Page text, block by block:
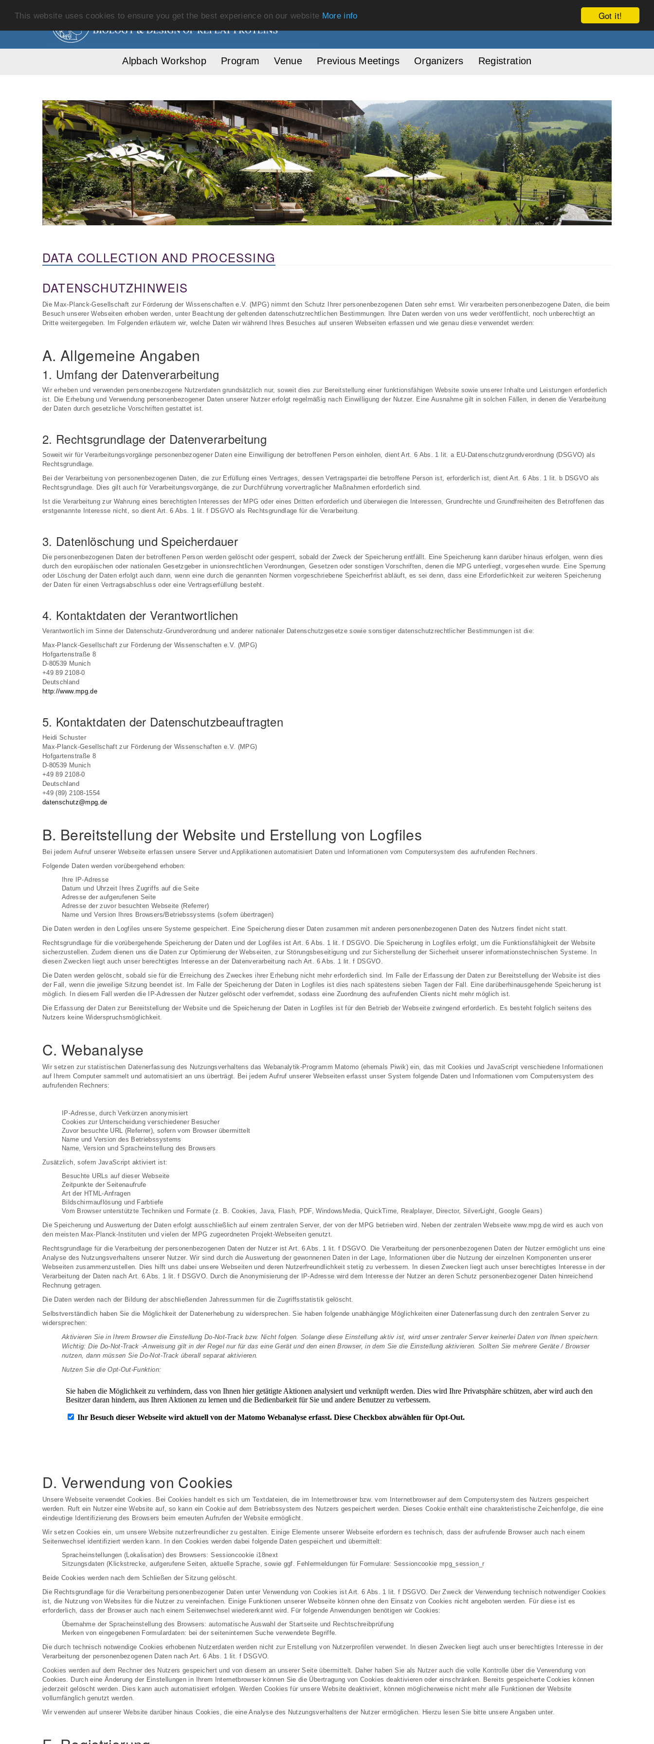
Got it!
This website uses cookies to ensure you get the best experience on our website More info
Alpbach Workshop Program Venue Previous Meetings Organizers Registration
DATA COLLECTION AND PROCESSING
DATENSCHUTZHINWEIS
Die Max-Planck-Gesellschaft zur Förderung der Wissenschaften e.V. (MPG) nimmt den Schutz Ihrer personenbezogenen Daten sehr ernst. Wir verarbeiten personenbezogene Daten, die beim
Besuch unserer Webseiten erhoben werden, unter Beachtung der geltenden datenschutzrechtlichen Bestimmungen. Ihre Daten werden von uns weder veröffentlicht, noch unberechtigt an
Dritte weitergegeben. Im Folgenden erläutern wir, welche Daten wir während Ihres Besuches auf unseren Webseiten erfassen und wie genau diese verwendet werden:
A. Allgemeine Angaben
1. Umfang der Datenverarbeitung
Wir erheben und verwenden personenbezogene Nutzerdaten grundsätzlich nur, soweit dies zur Bereitstellung einer funktionsfähigen Website sowie unserer Inhalte und Leistungen erforderlich
ist. Die Erhebung und Verwendung personenbezogener Daten unserer Nutzer erfolgt regelmäßig nach Einwilligung der Nutzer. Eine Ausnahme gilt in solchen Fällen, in denen die Verarbeitung
der Daten durch gesetzliche Vorschriften gestattet ist.
2. Rechtsgrundlage der Datenverarbeitung
Soweit wir für Verarbeitungsvorgänge personenbezogener Daten eine Einwilligung der betroffenen Person einholen, dient Art. 6 Abs. 1 lit. a EU-Datenschutzgrundverordnung (DSGVO) als
Rechtsgrundlage.
Bei der Verarbeitung von personenbezogenen Daten, die zur Erfüllung eines Vertrages, dessen Vertragspartei die betroffene Person ist, erforderlich ist, dient Art. 6 Abs. 1 lit. b DSGVO als
Rechtsgrundlage. Dies gilt auch für Verarbeitungsvorgänge, die zur Durchführung vorvertraglicher Maßnahmen erforderlich sind.
Ist die Verarbeitung zur Wahrung eines berechtigten Interesses der MPG oder eines Dritten erforderlich und überwiegen die Interessen, Grundrechte und Grundfreiheiten des Betroffenen das
erstgenannte Interesse nicht, so dient Art. 6 Abs. 1 lit. f DSGVO als Rechtsgrundlage für die Verarbeitung.
3. Datenlöschung und Speicherdauer
Die personenbezogenen Daten der betroffenen Person werden gelöscht oder gesperrt, sobald der Zweck der Speicherung entfällt. Eine Speicherung kann darüber hinaus erfolgen, wenn dies
durch den europäischen oder nationalen Gesetzgeber in unionsrechtlichen Verordnungen, Gesetzen oder sonstigen Vorschriften, denen die MPG unterliegt, vorgesehen wurde. Eine Sperrung
oder Löschung der Daten erfolgt auch dann, wenn eine durch die genannten Normen vorgeschriebene Speicherfrist abläuft, es sei denn, dass eine Erforderlichkeit zur weiteren Speicherung
der Daten für einen Vertragsabschluss oder eine Vertragserfüllung besteht.
4. Kontaktdaten der Verantwortlichen
Verantwortlich im Sinne der Datenschutz-Grundverordnung und anderer nationaler Datenschutzgesetze sowie sonstiger datenschutzrechtlicher Bestimmungen ist die:
Max-Planck-Gesellschaft zur Förderung der Wissenschaften e.V. (MPG)
Hofgartenstraße 8
D-80539 Munich
+49 89 2108-0
Deutschland
http://www.mpg.de
5. Kontaktdaten der Datenschutzbeauftragten
Heidi Schuster
Max-Planck-Gesellschaft zur Förderung der Wissenschaften e.V. (MPG)
Hofgartenstraße 8
D-80539 Munich
+49 89 2108-0
Deutschland
+49 (89) 2108-1554
datenschutz@mpg.de
B. Bereitstellung der Website und Erstellung von Logfiles
Bei jedem Aufruf unserer Webseite erfassen unsere Server und Applikationen automatisiert Daten und Informationen vom Computersystem des aufrufenden Rechners.
Folgende Daten werden vorübergehend erhoben:
Ihre IP-Adresse
Datum und Uhrzeit Ihres Zugriffs auf die Seite
Adresse der aufgerufenen Seite
Adresse der zuvor besuchten Webseite (Referrer)
Name und Version Ihres Browsers/Betriebssystems (sofern übertragen)
Die Daten werden in den Logfiles unsere Systeme gespeichert. Eine Speicherung dieser Daten zusammen mit anderen personenbezogenen Daten des Nutzers findet nicht statt.
Rechtsgrundlage für die vorübergehende Speicherung der Daten und der Logfiles ist Art. 6 Abs. 1 lit. f DSGVO. Die Speicherung in Logfiles erfolgt, um die Funktionsfähigkeit der Website
sicherzustellen. Zudem dienen uns die Daten zur Optimierung der Webseiten, zur Störungsbeseitigung und zur Sicherstellung der Sicherheit unserer informationstechnischen Systeme. In
diesen Zwecken liegt auch unser berechtigtes Interesse an der Datenverarbeitung nach Art. 6 Abs. 1 lit. f DSGVO.
Die Daten werden gelöscht, sobald sie für die Erreichung des Zweckes ihrer Erhebung nicht mehr erforderlich sind. Im Falle der Erfassung der Daten zur Bereitstellung der Website ist dies
der Fall, wenn die jeweilige Sitzung beendet ist. Im Falle der Speicherung der Daten in Logfiles ist dies nach spätestens sieben Tagen der Fall. Eine darüberhinausgehende Speicherung ist
möglich. In diesem Fall werden die IP-Adressen der Nutzer gelöscht oder verfremdet, sodass eine Zuordnung des aufrufenden Clients nicht mehr möglich ist.
Die Erfassung der Daten zur Bereitstellung der Website und die Speicherung der Daten in Logfiles ist für den Betrieb der Webseite zwingend erforderlich. Es besteht folglich seitens des
Nutzers keine Widerspruchsmöglichkeit.
C. Webanalyse
Wir setzen zur statistischen Datenerfassung des Nutzungsverhaltens das Webanalytik-Programm Matomo (ehemals Piwik) ein, das mit Cookies und JavaScript verschiedene Informationen
auf Ihrem Computer sammelt und automatisiert an uns überträgt. Bei jedem Aufruf unserer Webseiten erfasst unser System folgende Daten und Informationen vom Computersystem des
aufrufenden Rechners:
IP-Adresse, durch Verkürzen anonymisiert
Cookies zur Unterscheidung verschiedener Besucher
Zuvor besuchte URL (Referrer), sofern vom Browser übermittelt
Name und Version des Betriebssystems
Name, Version und Spracheinstellung des Browsers
Zusätzlich, sofern JavaScript aktiviert ist:
Besuchte URLs auf dieser Webseite
Zeitpunkte der Seitenaufrufe
Art der HTML-Anfragen
Bildschirmauflösung und Farbtiefe
Vom Browser unterstützte Techniken und Formate (z. B. Cookies, Java, Flash, PDF, WindowsMedia, QuickTime, Realplayer, Director, SilverLight, Google Gears)
Die Speicherung und Auswertung der Daten erfolgt ausschließlich auf einem zentralen Server, der von der MPG betrieben wird. Neben der zentralen Webseite www.mpg.de wird es auch von
den meisten Max-Planck-Instituten und vielen der MPG zugeordneten Projekt-Webseiten genutzt.
Rechtsgrundlage für die Verarbeitung der personenbezogenen Daten der Nutzer ist Art. 6 Abs. 1 lit. f DSGVO. Die Verarbeitung der personenbezogenen Daten der Nutzer ermöglicht uns eine
Analyse des Nutzungsverhaltens unserer Nutzer. Wir sind durch die Auswertung der gewonnenen Daten in der Lage, Informationen über die Nutzung der einzelnen Komponenten unserer
Webseiten zusammenzustellen. Dies hilft uns dabei unsere Webseiten und deren Nutzerfreundlichkeit stetig zu verbessern. In diesen Zwecken liegt auch unser berechtigtes Interesse in der
Verarbeitung der Daten nach Art. 6 Abs. 1 lit. f DSGVO. Durch die Anonymisierung der IP-Adresse wird dem Interesse der Nutzer an deren Schutz personenbezogener Daten hinreichend
Rechnung getragen.
Die Daten werden nach der Bildung der abschließenden Jahressummen für die Zugriffsstatistik gelöscht.
Selbstverständlich haben Sie die Möglichkeit der Datenerhebung zu widersprechen. Sie haben folgende unabhängige Möglichkeiten einer Datenerfassung durch den zentralen Server zu
widersprechen:
Aktivieren Sie in Ihrem Browser die Einstellung Do-Not-Track bzw. Nicht folgen. Solange diese Einstellung aktiv ist, wird unser zentraler Server keinerlei Daten von Ihnen speichern.
Wichtig: Die Do-Not-Track -Anweisung gilt in der Regel nur für das eine Gerät und den einen Browser, in dem Sie die Einstellung aktivieren. Sollten Sie mehrere Geräte / Browser
nutzen, dann müssen Sie Do-Not-Track überall separat aktivieren.
Nutzen Sie die Opt-Out-Funktion:
D. Verwendung von Cookies
Unsere Webseite verwendet Cookies. Bei Cookies handelt es sich um Textdateien, die im Internetbrowser bzw. vom Internetbrowser auf dem Computersystem des Nutzers gespeichert
werden. Ruft ein Nutzer eine Website auf, so kann ein Cookie auf dem Betriebssystem des Nutzers gespeichert werden. Dieses Cookie enthält eine charakteristische Zeichenfolge, die eine
eindeutige Identifizierung des Browsers beim erneuten Aufrufen der Website ermöglicht.
Wir setzen Cookies ein, um unsere Website nutzerfreundlicher zu gestalten. Einige Elemente unserer Webseite erfordern es technisch, dass der aufrufende Browser auch nach einem
Seitenwechsel identifiziert werden kann. In den Cookies werden dabei folgende Daten gespeichert und übermittelt:
Spracheinstellungen (Lokalisation) des Browsers: Sessioncookie i18next
Sitzungsdaten (Klickstrecke, aufgerufene Seiten, aktuelle Sprache, sowie ggf. Fehlermeldungen für Formulare: Sessioncookie mpg_session_r
Beide Cookies werden nach dem Schließen der Sitzung gelöscht.
Die Rechtsgrundlage für die Verarbeitung personenbezogener Daten unter Verwendung von Cookies ist Art. 6 Abs. 1 lit. f DSGVO. Der Zweck der Verwendung technisch notwendiger Cookies
ist, die Nutzung von Websites für die Nutzer zu vereinfachen. Einige Funktionen unserer Webseite können ohne den Einsatz von Cookies nicht angeboten werden. Für diese ist es
erforderlich, dass der Browser auch nach einem Seitenwechsel wiedererkannt wird. Für folgende Anwendungen benötigen wir Cookies:
Übernahme der Spracheinstellung des Browsers: automatische Auswahl der Startseite und Rechtschreibprüfung
Merken von eingegebenen Formulardaten: bei der seiteninternen Suche verwendete Begriffe.
Die durch technisch notwendige Cookies erhobenen Nutzerdaten werden nicht zur Erstellung von Nutzerprofilen verwendet. In diesen Zwecken liegt auch unser berechtigtes Interesse in der
Verarbeitung der personenbezogenen Daten nach Art. 6 Abs. 1 lit. f DSGVO.
Cookies werden auf dem Rechner des Nutzers gespeichert und von diesem an unserer Seite übermittelt. Daher haben Sie als Nutzer auch die volle Kontrolle über die Verwendung von
Cookies. Durch eine Änderung der Einstellungen in Ihrem Internetbrowser können Sie die Übertragung von Cookies deaktivieren oder einschränken. Bereits gespeicherte Cookies können
jederzeit gelöscht werden. Dies kann auch automatisiert erfolgen. Werden Cookies für unsere Website deaktiviert, können möglicherweise nicht mehr alle Funktionen der Website
vollumfänglich genutzt werden.
Wir verwenden auf unserer Website darüber hinaus Cookies, die eine Analyse des Nutzungsverhaltens der Nutzer ermöglichen. Hierzu lesen Sie bitte unsere Angaben unter.